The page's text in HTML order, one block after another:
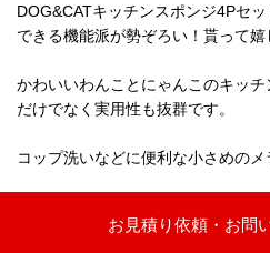
DOG&CATキッチンスポンジ4Pセ
できる機能派が勢ぞろい！貰って嬉
かわいいわんことにゃんこのキッ
だけでなく実用性も抜群です。
コップ洗いなどに便利な小さめの
お見積り依頼・お問